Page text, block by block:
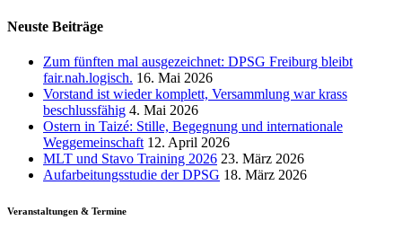
Neuste Beiträge
Zum fünften mal ausgezeichnet: DPSG Freiburg bleibt
fair.nah.logisch. 16. Mai 2026
Vorstand ist wieder komplett, Versammlung war krass
beschlussfähig 4. Mai 2026
Ostern in Taizé: Stille, Begegnung und internationale
Weggemeinschaft 12. April 2026
MLT und Stavo Training 2026 23. März 2026
Aufarbeitungsstudie der DPSG 18. März 2026
Veranstaltungen & Termine